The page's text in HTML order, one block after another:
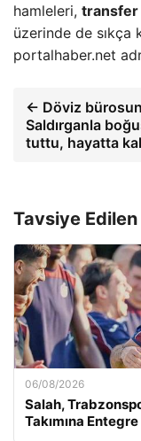
hamleleri, transfer
üzerinde de sıkça
portalhaber.net
← Döviz
Saldırganla
tuttu, hayatta
Tavsiye
06/08/2026
Salah,
Takımına